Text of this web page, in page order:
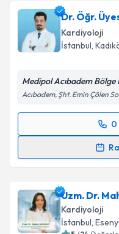
Dr. Öğr.
Kardiyoloji
İstanbul,
Medipol Acıbadem Bölge
Acıbadem, Şht. Emin Çölen
0
Randevu
için bir takvim
bilgilendireceğiz.
Uzm. Dr.
Kardiyoloji
İstanbul,